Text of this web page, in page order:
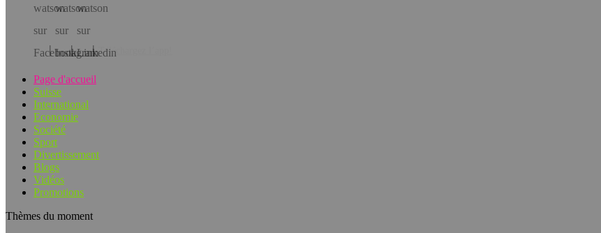
Téléchargez l’app!
Page d'accueil
Suisse
International
Economie
Société
Sport
Divertissement
Blogs
Vidéos
Promotions
Thèmes du moment